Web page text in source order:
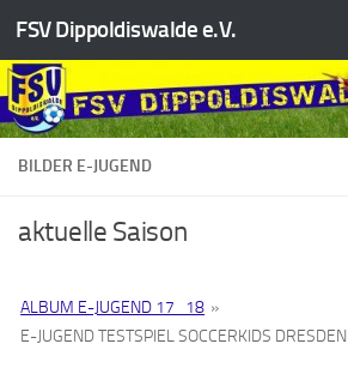
Zum Inhalt springen
FSV Dippoldiswalde e.V.
BILDER E-JUGEND
aktuelle Saison
ALBUM E-JUGEND 17_18 »
E-JUGEND TESTSPIEL SOCCERKIDS DRESDEN